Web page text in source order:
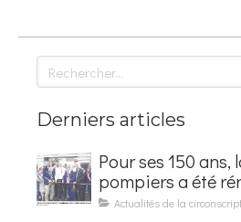
Rechercher
Derniers articles
Pour ses 150 ans,
pompiers a été
baptisée au nom
Actualités de la